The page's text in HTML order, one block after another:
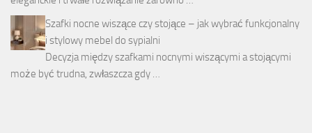
Szafki nocne wiszące czy stojące – jak wybrać funkcjonalny
i stylowy mebel do sypialni
Decyzja między szafkami nocnymi wiszącymi a stojącymi
może być trudna, zwłaszcza gdy …